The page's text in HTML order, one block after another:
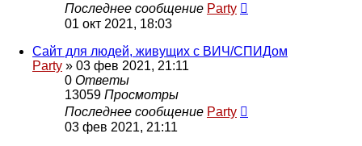
Последнее сообщение Party
01 окт 2021, 18:03
Сайт для людей, живущих с ВИЧ/СПИДом
Party » 03 фев 2021, 21:11
0 Ответы
13059 Просмотры
Последнее сообщение Party
03 фев 2021, 21:11